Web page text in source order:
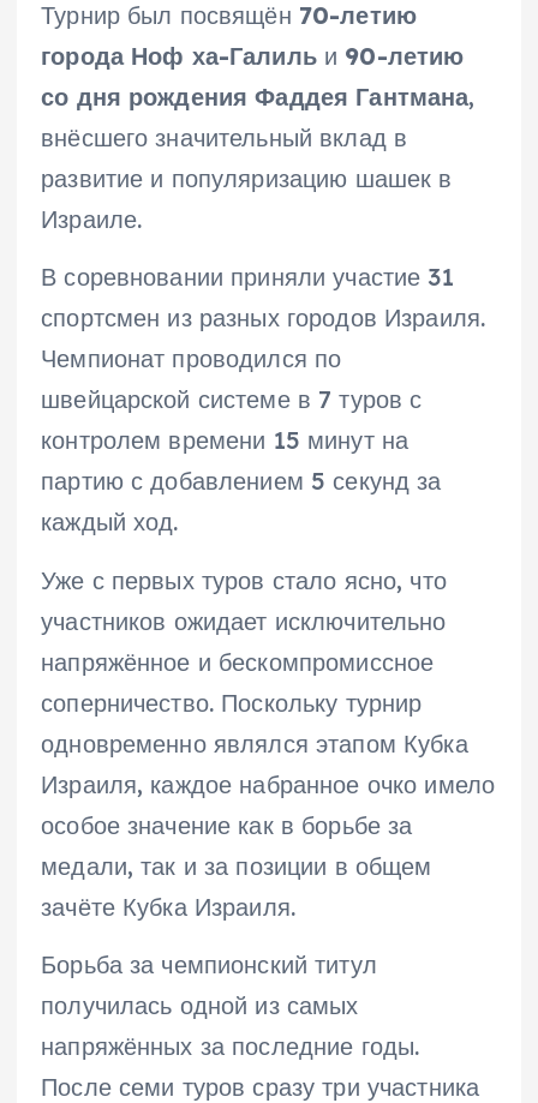
Турнир был посвящён 70-летию
города Ноф ха-Галильи 90-летию
со дня рождения Фаддея Гантмана,
внёсшего значительный вклад в
развитие и популяризацию шашек в
Израиле.
В соревновании приняли участие 31
спортсмен из разных городов Израиля.
Чемпионат проводился по
швейцарской системе в 7 туров с
контролем времени 15 минут на
партию с добавлением 5 секунд за
каждый ход.
Уже с первых туров стало ясно, что
участников ожидает исключительно
напряжённое и бескомпромиссное
соперничество. Поскольку турнир
одновременно являлся этапом Кубка
Израиля, каждое набранное очко имело
особое значение как в борьбе за
медали, так и за позиции в общем
зачёте Кубка Израиля.
Борьба за чемпионский титул
получилась одной из самых
напряжённых за последние годы.
После семи туров сразу три участника